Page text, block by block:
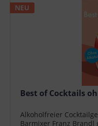
NEU
Best of Cocktails
Alkoholfreier
Barmixer Franz